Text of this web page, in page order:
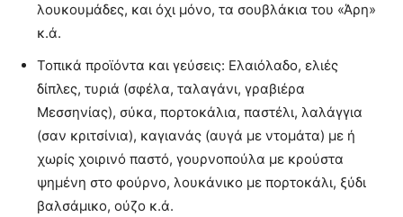
λουκουμάδες, και όχι μόνο, τα σουβλάκια του «Άρη»
κ.ά.
Τοπικά προϊόντα και γεύσεις: Ελαιόλαδο, ελιές
δίπλες, τυριά (σφέλα, ταλαγάνι, γραβιέρα
Μεσσηνίας), σύκα, πορτοκάλια, παστέλι, λαλάγγια
(σαν κριτσίνια), καγιανάς (αυγά με ντομάτα) με ή
χωρίς χοιρινό παστό, γουρνοπούλα με κρούστα
ψημένη στο φούρνο, λουκάνικο με πορτοκάλι, ξύδι
βαλσάμικο, ούζο κ.ά.